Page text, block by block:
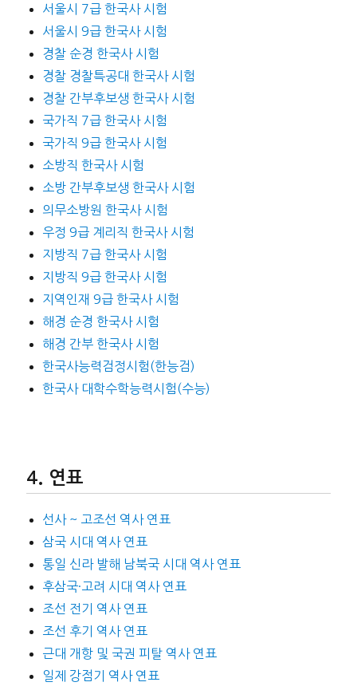
서울시 7급 한국사 시험
서울시 9급 한국사 시험
경찰 순경 한국사 시험
경찰 경찰특공대 한국사 시험
경찰 간부후보생 한국사 시험
국가직 7급 한국사 시험
국가직 9급 한국사 시험
소방직 한국사 시험
소방 간부후보생 한국사 시험
의무소방원 한국사 시험
우정 9급 계리직 한국사 시험
지방직 7급 한국사 시험
지방직 9급 한국사 시험
지역인재 9급 한국사 시험
해경 순경 한국사 시험
해경 간부 한국사 시험
한국사능력검정시험(한능검)
한국사 대학수학능력시험(수능)
연표
선사 ~ 고조선 역사 연표
삼국 시대 역사 연표
통일 신라 발해 남북국 시대 역사 연표
후삼국·고려 시대 역사 연표
조선 전기 역사 연표
조선 후기 역사 연표
근대 개항 및 국권 피탈 역사 연표
일제 강점기 역사 연표